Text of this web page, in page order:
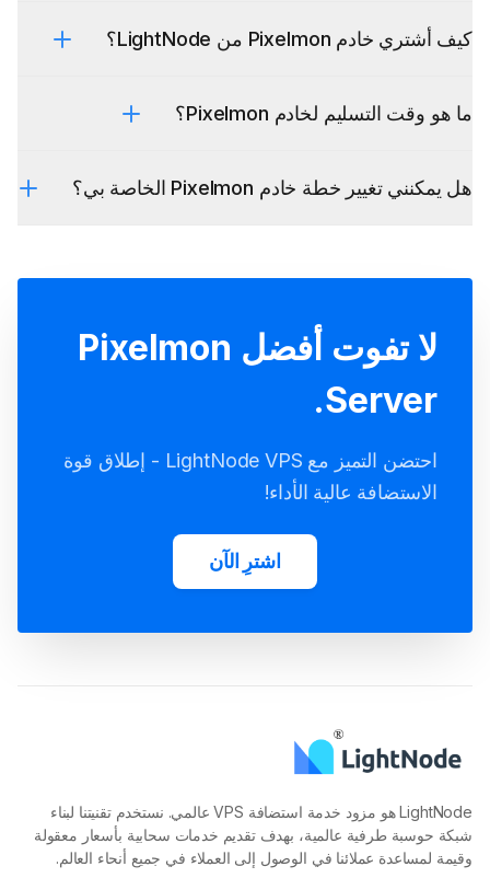
كيف أشتري خادم Pixelmon من LightNode؟
ما هو وقت التسليم لخادم Pixelmon؟
هل يمكنني تغيير خطة خادم Pixelmon الخاصة بي؟
لا تفوت أفضل Pixelmon
Server.
احتضن التميز مع LightNode VPS - إطلاق قوة
الاستضافة عالية الأداء!
اشترِ الآن
LightNode هو مزود خدمة استضافة VPS عالمي. نستخدم تقنيتنا لبناء
شبكة حوسبة طرفية عالمية، بهدف تقديم خدمات سحابية بأسعار معقولة
وقيمة لمساعدة عملائنا في الوصول إلى العملاء في جميع أنحاء العالم.